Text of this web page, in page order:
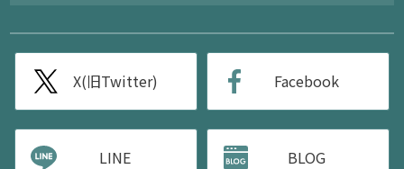
X(旧Twitter) Facebook
LINE BLOG